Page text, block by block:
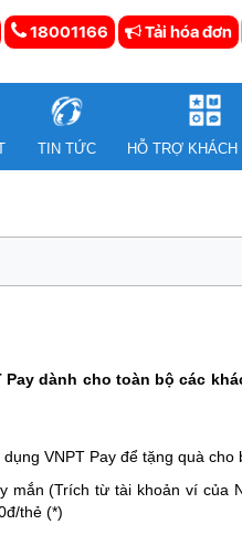
18001166 Tải hóa đơn
TIN TỨC HỖ TRỢ KHÁCH
Pay dành cho toàn bộ các
VNPT Pay để tặng quà cho
mắn (Trích từ tài khoản ví của
thẻ (*)